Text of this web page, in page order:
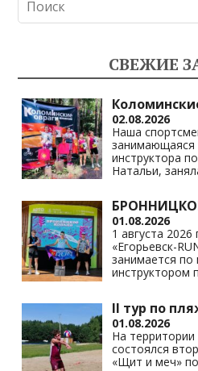
o
as
s
ni
ki
gr
a
m
s
A
p
p
y
Li
n
k
СВЕЖИЕ
02.08.2026
Наша
занимающаяся
инструктора
Натальи,
01.08.2026
1 августа
«Егорьевск-
занимается по
инструктором
II тур по
01.08.2026
На
состоялся
«Щит и меч»